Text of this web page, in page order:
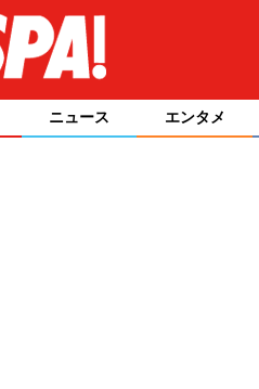
ニュース エンタメ